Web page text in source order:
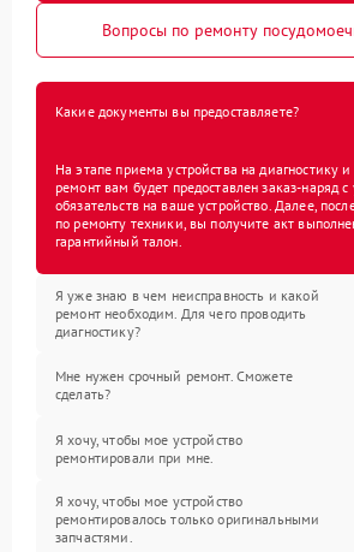
Вопросы по ремонту
Какие документы вы предоставляете?
На этапе приема устройства на диагностику
ремонт вам будет предоставлен заказ-наряд
обязательств на ваше устройство. Далее,
по ремонту техники, вы получите акт
гарантийный талон.
Я уже знаю в чем неисправность и какой
ремонт необходим. Для чего проводить
диагностику?
Мне нужен срочный ремонт. Сможете
сделать?
Я хочу, чтобы мое устройство
ремонтировали при мне.
Я хочу, чтобы мое устройство
ремонтировалось только оригинальными
запчастями.